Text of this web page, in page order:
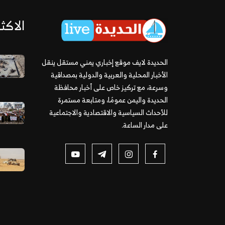
الحديدة لايف موقع إخباري يمني مستقل ينقل
الأخبار المحلية والعربية والدولية بمصداقية
وسرعة، مع تركيز خاص على أخبار محافظة
الحديدة واليمن عمومًا، ومتابعة مستمرة
للأحداث السياسية والاقتصادية والاجتماعية
على مدار الساعة.